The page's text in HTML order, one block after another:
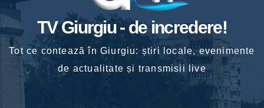
TV Giurgiu - de incredere!
Tot ce contează în Giurgiu: știri locale, evenimente
de actualitate și transmisii live